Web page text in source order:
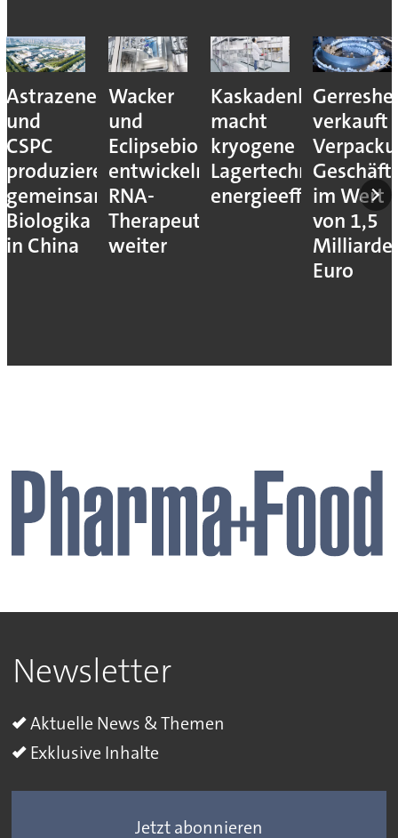
Astrazeneca
und
CSPC
produzieren
gemeinsam
Biologika
in China
Wacker
und
Eclipsebio
entwickeln
RNA-
Therapeutika
weiter
Kaskadenkonzept
macht
kryogene
Lagertechnik
energieeffizienter
verkauft
im Wert
von 1,5
Euro
Newsletter
Aktuelle News & Themen
Exklusive Inhalte
Jetzt abonnieren